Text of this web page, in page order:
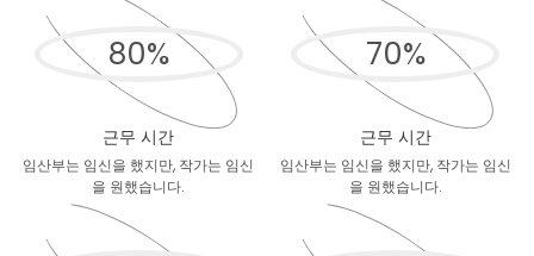
80%
근무 시간
임산부는 임신을 했지만, 작가는 임신
을 원했습니다.
70%
근무 시간
임산부는 임신을 했지만, 작가는 임신
을 원했습니다.